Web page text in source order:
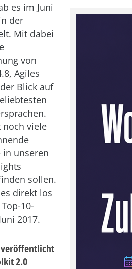
es im Juni
der
Mit dabei
von
Agiles
Blick auf
noch viele
in unseren
sollen.
direkt los
10-
2017.
2.0